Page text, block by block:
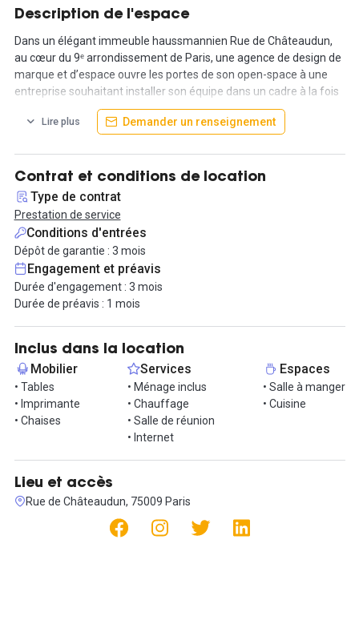
Description de l'espace
Dans un élégant immeuble haussmannien Rue de Châteaudun,
au cœur du 9ᵉ arrondissement de Paris, une agence de design de
marque et d’espace ouvre les portes de son open-space à une
entreprise souhaitant installer son équipe dans un cadre à la fois
professionnel et inspirant.
lumineux de 25m², soigneusement aménagé, pour un tarif de
500 € HT par poste et par mois. L’espace total de 230m² est
pensé pour favoriser la concentration, les échanges et le confort
au quotidien.
Les occupants bénéficient d’un accès 24/7 à l’ensemble des
espaces, incluant une cuisine équipée, des sanitaires ainsi qu’une
salle de réunion partagée. Les prestations incluses — mobilier,
ménage, connexion internet, imprimante, taxes et charges —
assurent une installation clé en main, sans frais cachés.
L’offre est réservée à une entreprise souhaitant occuper au
minimum 6 postes. L’engagement initial est de 3 mois,
renouvelable tacitement, avec un préavis d’un mois.
Un environnement de travail stimulant, à partager entre créatifs
et professionnels dans un quartier central et vivant.
Contactez nous pour visiter !
Lire plus Demander un renseignement
Contrat et conditions de location
Type de contrat
Prestation de service
Conditions d'entrées
Dépôt de garantie : 3 mois
Engagement et préavis
Durée d'engagement : 3 mois
Durée de préavis : 1 mois
Inclus dans la location
Mobilier
• Tables
• Imprimante
• Chaises
Services
• Ménage inclus
• Chauffage
• Salle de réunion
• Internet
Espaces
• Salle à manger
• Cuisine
Lieu et accès
Rue de Châteaudun, 75009 Paris